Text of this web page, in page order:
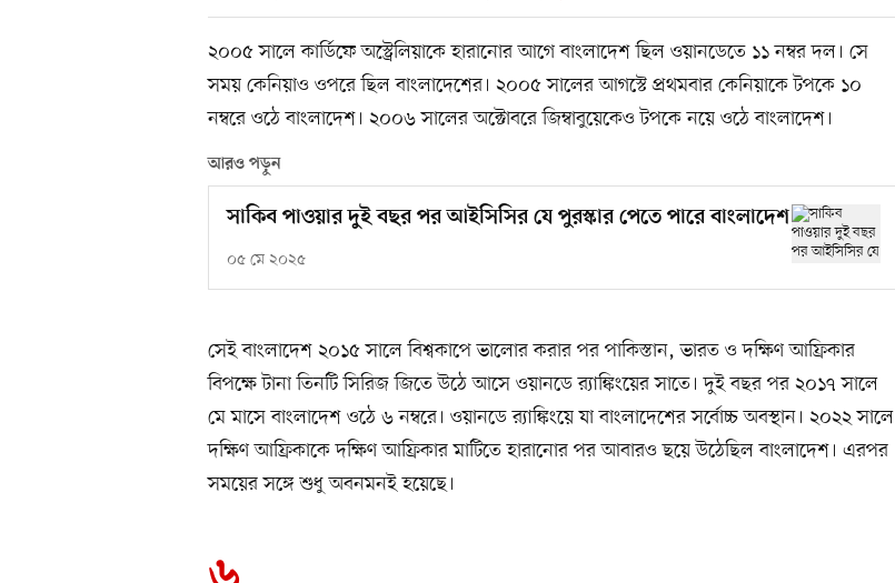
২০০৫ সালে কার্ডিফে অস্ট্রেলিয়াকে হারানোর আগে বাংলাদেশ ছিল ওয়ানডেতে ১১ নম্বর দল। সে
সময় কেনিয়াও ওপরে ছিল বাংলাদেশের। ২০০৫ সালের আগস্টে প্রথমবার কেনিয়াকে টপকে ১০
নম্বরে ওঠে বাংলাদেশ। ২০০৬ সালের অক্টোবরে জিম্বাবুয়েকেও টপকে নয়ে ওঠে বাংলাদেশ।
আরও পড়ুন
সাকিব পাওয়ার দুই বছর পর আইসিসির যে পুরস্কার পেতে পারে বাংলাদেশ
০৫ মে ২০২৫
সেই বাংলাদেশ ২০১৫ সালে বিশ্বকাপে ভালোর করার পর পাকিস্তান, ভারত ও দক্ষিণ আফ্রিকার
বিপক্ষে টানা তিনটি সিরিজ জিতে উঠে আসে ওয়ানডে র‍্যাঙ্কিংয়ের সাতে। দুই বছর পর ২০১৭ সালে
মে মাসে বাংলাদেশ ওঠে ৬ নম্বরে। ওয়ানডে র‍্যাঙ্কিংয়ে যা বাংলাদেশের সর্বোচ্চ অবস্থান। ২০২২ সালে
দক্ষিণ আফ্রিকাকে দক্ষিণ আফ্রিকার মাটিতে হারানোর পর আবারও ছয়ে উঠেছিল বাংলাদেশ। এরপর
সময়ের সঙ্গে শুধু অবনমনই হয়েছে।